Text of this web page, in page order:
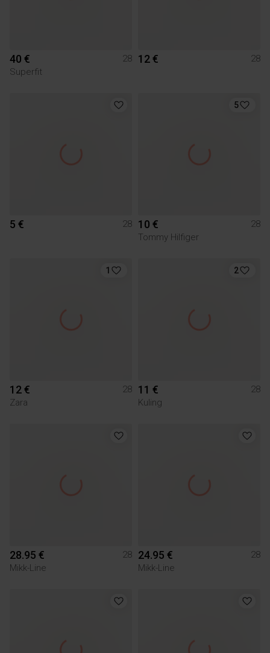
40 €
28
Superfit
12 € 28
5 € 28
5
10 €
28
Tommy Hilfiger
1
12 €
28
Zara
2
11 €
28
Kuling
28.95 €
28
Mikk-Line
24.95 €
28
Mikk-Line